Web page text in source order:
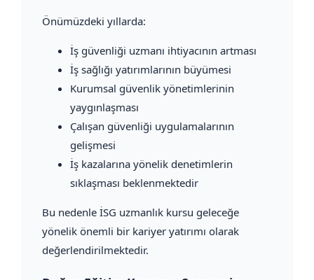
Önümüzdeki yıllarda:
İş güvenliği uzmanı ihtiyacının artması
İş sağlığı yatırımlarının büyümesi
Kurumsal güvenlik yönetimlerinin
yaygınlaşması
Çalışan güvenliği uygulamalarının
gelişmesi
İş kazalarına yönelik denetimlerin
sıklaşması beklenmektedir
Bu nedenle İSG uzmanlık kursu geleceğe
yönelik önemli bir kariyer yatırımı olarak
değerlendirilmektedir.